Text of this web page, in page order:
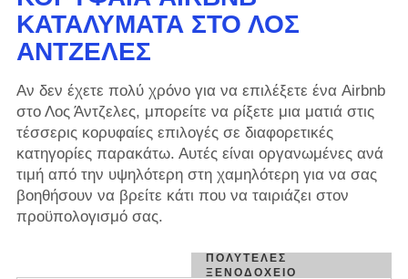
ΚΑΤΑΛΎΜΑΤΑ ΣΤΟ ΛΟΣ
ΆΝΤΖΕΛΕΣ
Αν δεν έχετε πολύ χρόνο για να επιλέξετε ένα Airbnb
στο Λος Άντζελες, μπορείτε να ρίξετε μια ματιά στις
τέσσερις κορυφαίες επιλογές σε διαφορετικές
κατηγορίες παρακάτω. Αυτές είναι οργανωμένες ανά
τιμή από την υψηλότερη στη χαμηλότερη για να σας
βοηθήσουν να βρείτε κάτι που να ταιριάζει στον
προϋπολογισμό σας.
ΠΟΛΥΤΕΛΈΣ
ΞΕΝΟΔΟΧΕΊΟ